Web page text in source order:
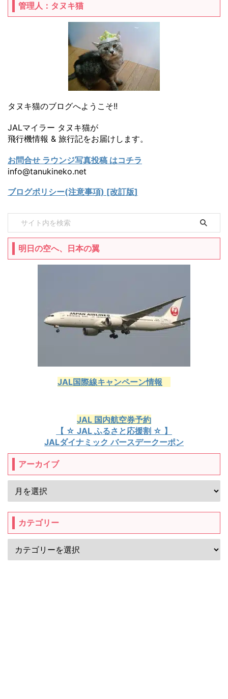
管理人：タヌキ猫
タヌキ猫のブログへようこそ!!
JALマイラー タヌキ猫が
飛行機情報 & 旅行記をお届けします。
お問合せ ラウンジ写真投稿 はコチラ
info@tanukineko.net
ブログポリシー(注意事項) [改訂版]
明日の空へ、日本の翼
JAL国際線キャンペーン情報
JAL 国内航空券予約
【 ☆ JAL ふるさと応援割 ☆ 】
JALダイナミック バースデークーポン
アーカイブ
カテゴリー